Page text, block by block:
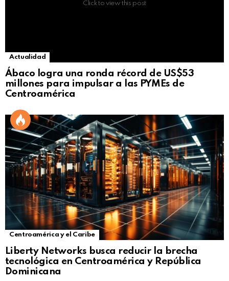
Click to view this post
Actualidad
Ábaco logra una ronda récord de US$53
millones para impulsar a las PYMEs de
Centroamérica
Centroamérica y el Caribe
Liberty Networks busca reducir la brecha
tecnológica en Centroamérica y República
Dominicana